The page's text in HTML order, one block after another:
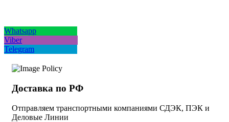
Whatsapp
Viber
Telegram
Доставка по РФ
Отправляем транспортными компаниями СДЭК, ПЭК и
Деловые Линии